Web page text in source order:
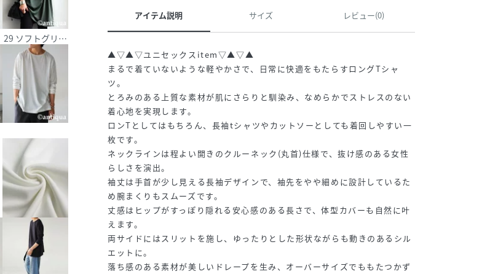
29 ソフトグリーン
アイテム説明 サイズ レビュー(0)
▲▽▲▽ユニセックスitem▽▲▽▲
まるで着ていないような軽やかさで、日常に快適をもたらすロングTシャ
ツ。
とろみのある上質な素材が肌にさらりと馴染み、なめらかでストレスのない
着心地を実現します。
ロンTとしてはもちろん、長袖tシャツやカットソーとしても着回しやすい一
枚です。
ネックラインは程よい開きのクルーネック(丸首)仕様で、抜け感のある女性
らしさを演出。
袖丈は手首が少し見える長袖デザインで、袖先をやや細めに設計しているた
め腕まくりもスムーズです。
丈感はヒップがすっぽり隠れる安心感のある長さで、体型カバーも自然に叶
えます。
両サイドにはスリットを施し、ゆったりとした形状ながらも動きのあるシル
エットに。
落ち感のある素材が美しいドレープを生み、オーバーサイズでももたつかず